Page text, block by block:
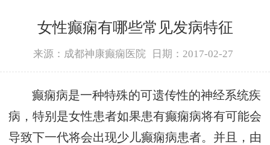
女性癫痫有哪些常见发病特征
来源：成都神康癫痫医院 日期：2017-02-27
癫痫病是一种特殊的可遗传性的神经系统疾
病，特别是女性患者如果患有癫痫病将有可能会
导致下一代将会出现少儿癫痫病患者。并且，由